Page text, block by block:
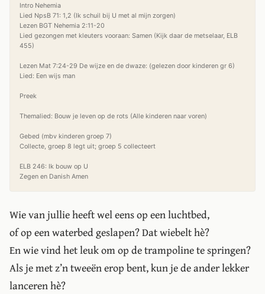
Intro Nehemia
Lied NpsB 71: 1,2 (Ik schuil bij U met al mijn zorgen)
Lezen BGT Nehemia 2:11-20
Lied gezongen met kleuters vooraan: Samen (Kijk daar de metselaar, ELB
455)
Lezen Mat 7:24-29 De wijze en de dwaze: (gelezen door kinderen gr 6)
Lied: Een wijs man
Preek
Themalied: Bouw je leven op de rots (Alle kinderen naar voren)
Gebed (mbv kinderen groep 7)
Collecte, groep 8 legt uit; groep 5 collecteert
ELB 246: Ik bouw op U
Wie van jullie heeft wel eens op een luchtbed,
of op een waterbed geslapen? Dat wiebelt hè?
En wie vind het leuk om op de trampoline te springen?
Als je met z’n tweeën erop bent, kun je de ander lekker
lanceren hè?